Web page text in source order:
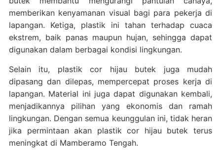
memberikan kenyamanan visual bagi para pekerja di
lapangan. Ketiga, plastik ini tahan terhadap cuaca
ekstrem, baik panas maupun hujan, sehingga dapat
digunakan dalam berbagai kondisi lingkungan.
Selain itu, plastik cor hijau butek juga mudah
dipasang dan dilepas, mempercepat proses kerja di
lapangan. Material ini juga dapat digunakan kembali,
menjadikannya pilihan yang ekonomis dan ramah
lingkungan. Dengan semua keunggulan ini, tidak heran
jika permintaan akan plastik cor hijau butek terus
meningkat di Mamberamo Tengah.